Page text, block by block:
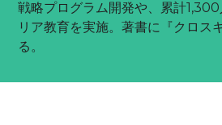
戦略プログラム開発や、累計
リア教育を実施。著書に『クロス
る。